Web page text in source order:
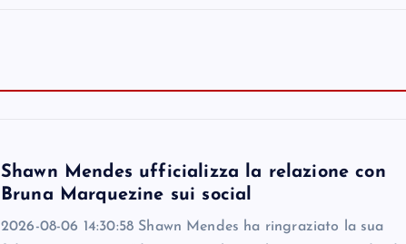
Shawn Mendes ufficializza la relazione con
Bruna Marquezine sui social
2026-08-06 14:30:58 Shawn Mendes ha ringraziato la sua